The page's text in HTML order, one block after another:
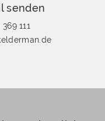
senden
111